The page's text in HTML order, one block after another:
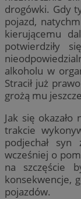
drogówki. Gdy
pojazd,
kierującemu
potwierdziły
alkoholu w
Stracił już
grożą mu
Jak się
trakcie
podjechał syn
wcześniej o
na szczęście
konsekwencje,
pojazdów.